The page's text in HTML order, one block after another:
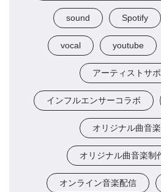
sound Spotify
vocal youtube
アーティストサ
インフルエンサーコラボ
オリジナル曲音
オリジナル曲音楽制
オンライン音楽配信